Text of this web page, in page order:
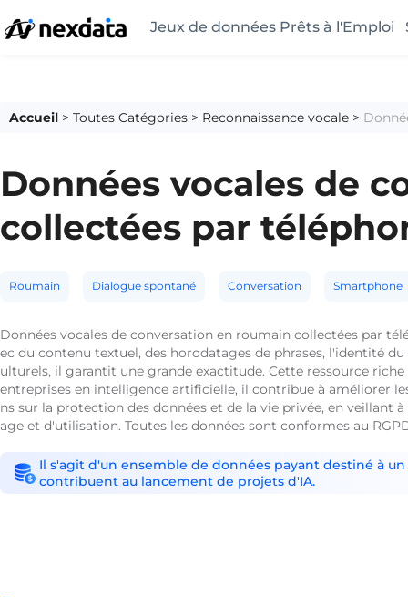
Jeux de données Prêts à l'Emploi
Accueil > Toutes Catégories > Reconnaissance vocale >
Données vocales de
collectées par
Roumain Dialogue spontané Conversation Smartphone
Données vocales de conversation en roumain collectées par
ec du contenu textuel, des horodatages de phrases, l'identité
ulturels, il garantit une grande exactitude. Cette ressource
entreprises en intelligence artificielle, il contribue à améliorer
ns sur la protection des données et de la vie privée, en
age et d'utilisation. Toutes les données sont conformes au
Il s'agit d'un ensemble de données payant destiné à
contribuent au lancement de projets d'IA.